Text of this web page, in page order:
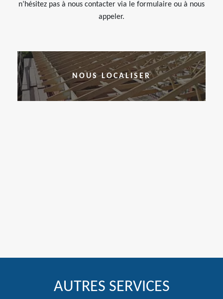
n’hésitez pas à nous contacter via le formulaire ou à nous
appeler.
NOUS LOCALISER
AUTRES SERVICES